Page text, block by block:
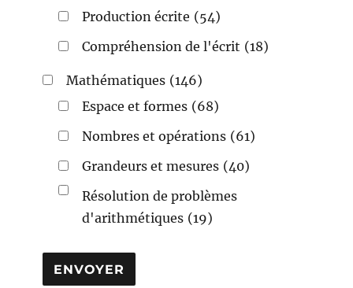
Production écrite (54)
Compréhension de l'écrit (18)
Mathématiques (146)
Espace et formes (68)
Nombres et opérations (61)
Grandeurs et mesures (40)
Résolution de problèmes
d'arithmétiques (19)